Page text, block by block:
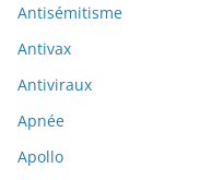
Antisémitisme
Antivax
Antiviraux
Apnée
Apollo